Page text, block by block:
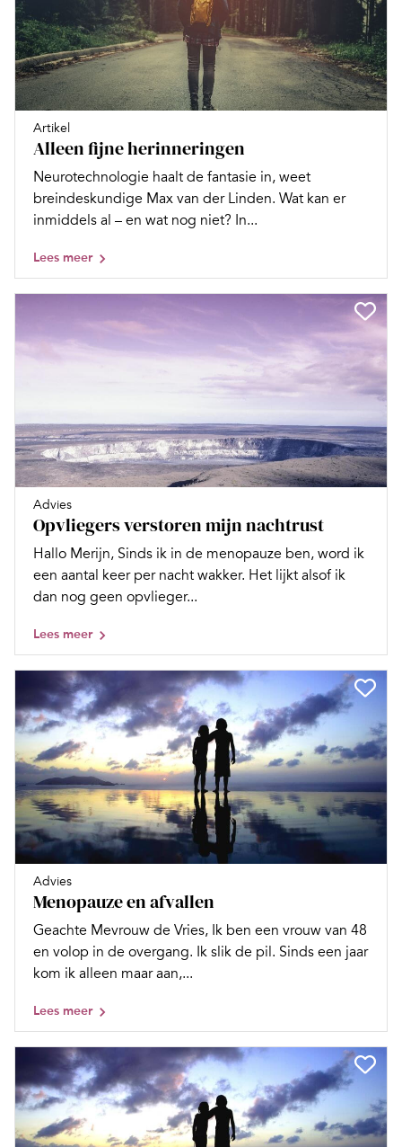
Artikel
Alleen fijne herinneringen
Neurotechnologie haalt de fantasie in, weet
breindeskundige Max van der Linden. Wat kan er
inmiddels al – en wat nog niet? In...
Lees meer
Advies
Opvliegers verstoren mijn nachtrust
Hallo Merijn, Sinds ik in de menopauze ben, word ik
een aantal keer per nacht wakker. Het lijkt alsof ik
dan nog geen opvlieger...
Lees meer
Advies
Menopauze en afvallen
Geachte Mevrouw de Vries, Ik ben een vrouw van 48
en volop in de overgang. Ik slik de pil. Sinds een jaar
kom ik alleen maar aan,...
Lees meer